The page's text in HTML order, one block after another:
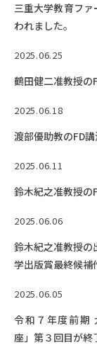
三重大学教育フ
われました。
2025.06.25
鶴田健二准教授の
2025.06.18
渡部優助教のFD講
2025.06.11
鈴木紀之准教授の
2025.06.06
鈴木紀之准教授の
学出版賞最終候補
2025.06.05
令和７年度前期
座」第３回目が終